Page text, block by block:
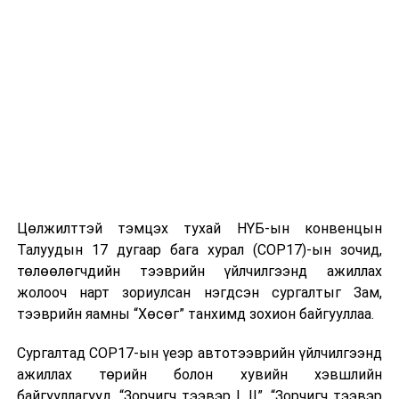
хэсэг, төвийн аймгуудын ихэнх нутаг, зүүн
аймгуудын нутгийн баруун хэсэг, говийн
аймгуудын нутгийн зарим газраар, 03-нд баруун
болон төвийн аймгуудын нутгийн баруун хэсэг,
говь, зүүн аймгуудын нутгийн зарим газраар, 04-
аймгуудын нутгийн баруун болон өмнөд хэсгээр
бороо, дуу цахилгаантай аадар бороо орно. Салхи
Цөлжилттэй тэмцэх тухай НҮБ-ын конвенцын
Талуудын 17 дугаар бага хурал (COP17)-ын зочид,
төлөөлөгчдийн тээврийн үйлчилгээнд ажиллах
жолооч нарт зориулсан нэгдсэн сургалтыг Зам,
тээврийн яамны “Хөсөг” танхимд зохион байгууллаа.
Сургалтад COP17-ын үеэр автотээврийн үйлчилгээнд
ажиллах төрийн болон хувийн хэвшлийн